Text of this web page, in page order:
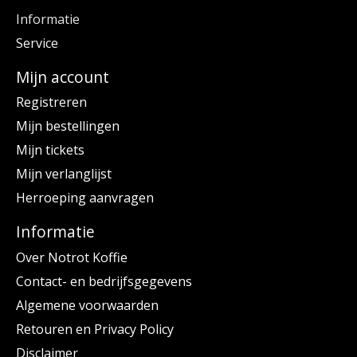
Informatie
Service
Mijn account
Registreren
Mijn bestellingen
Mijn tickets
Mijn verlanglijst
Herroeping aanvragen
Informatie
Over Notrot Koffie
Contact- en bedrijfsgegevens
Algemene voorwaarden
Retouren en Privacy Policy
Disclaimer